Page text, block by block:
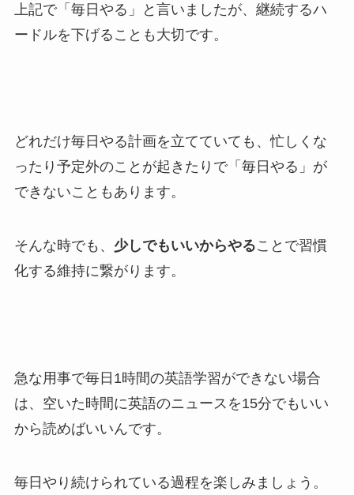
上記で「毎日やる」と言いましたが、継続するハ
ードルを下げることも大切です。
どれだけ毎日やる計画を立てていても、忙しくな
ったり予定外のことが起きたりで「毎日やる」が
できないこともあります。
そんな時でも、 少しでもいいからやることで習慣
化する維持に繋がります。
急な用事で毎日1時間の英語学習ができない場合
は、空いた時間に英語のニュースを15分でもいい
から読めばいいんです。
毎日やり続けられている過程を楽しみましょう。